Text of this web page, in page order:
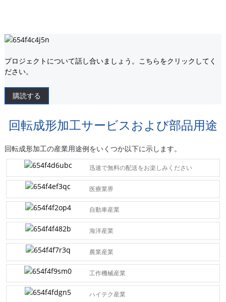
プロジェクトについて話し合いましょう。こちらをクリックしてく
ださい。
購読する
回転成形加工サービスおよび部品用途
回転成形加工の産業用途例をいくつか以下に示します。
迅速で無料の配送をお楽しみください
医療業界
自動車産業
海洋産業
農業産業
工作機械産業
ハイテク産業